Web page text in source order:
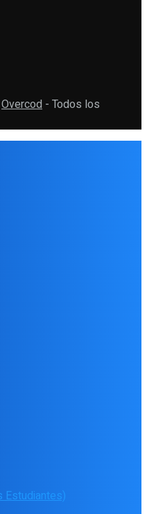
Overcod - Todos los
Estudiantes)